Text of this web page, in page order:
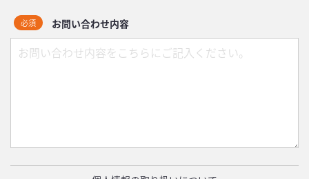
お問い合わせ内容
必須